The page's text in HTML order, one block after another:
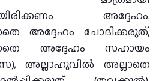
അദ്ദേഹം.
അദ്ദേഹം ചോദിക്കരുത്,
അദ്ദേഹം സഹായം
അല്ലാഹുവിൽ അല്ലാതെ